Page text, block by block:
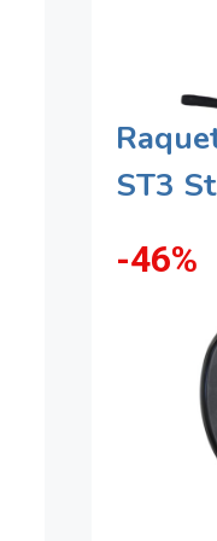
ST3
-46%